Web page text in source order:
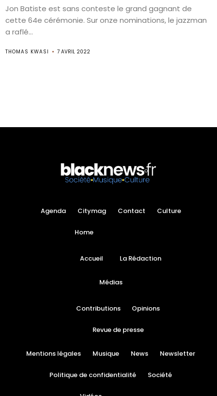
Jon Batiste est sans conteste le grand gagnant de
cette 64e cérémonie. Sur onze nominations, le jazzman
a raflé...
THOMAS KWASI 7 AVRIL 2022
Agenda Citymag Contact Culture
Home
Accueil La Rédaction
Médias
Contributions Opinions
Revue de presse
Mentions légales Musique News Newsletter
Politique de confidentialité Société